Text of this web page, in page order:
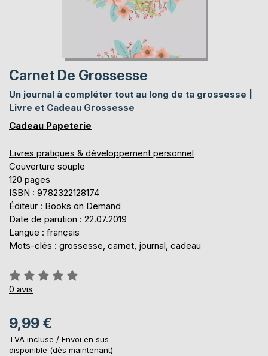
Carnet De Grossesse
Un journal à compléter tout au long de ta grossesse |
Livre et Cadeau Grossesse
Cadeau Papeterie
Livres pratiques & développement personnel
Couverture souple
120 pages
ISBN : 9782322128174
Éditeur : Books on Demand
Date de parution : 22.07.2019
Langue : français
Mots-clés : grossesse, carnet, journal, cadeau
Évaluation:
0%
0 avis
9,99 €
TVA incluse / Envoi en sus
disponible (dès maintenant)